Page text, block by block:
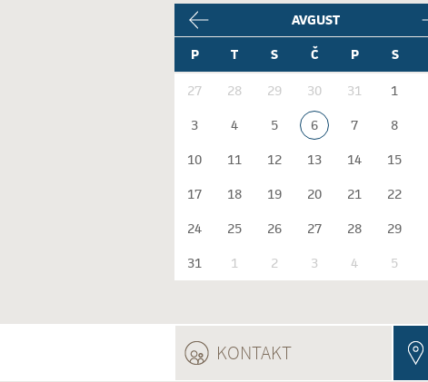
AVGUST
P
T S Č P S
27 28 29 30 31 1
3
4 5 6 7 8
10
11 12 13 14 15
17
18 19 20 21 22
24
25 26 27 28 29
31
1 2 3 4 5
KONTAKT